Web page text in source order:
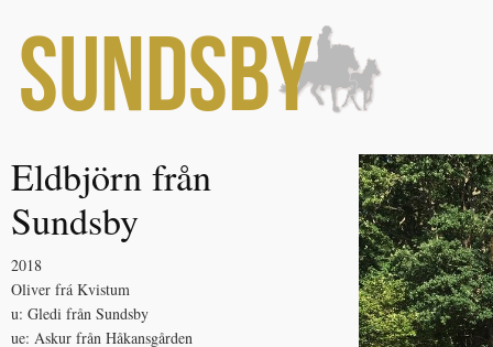
Eldbjörn från
Sundsby
2018
Oliver frá Kvistum
u: Gledi från Sundsby
ue: Askur från Håkansgården